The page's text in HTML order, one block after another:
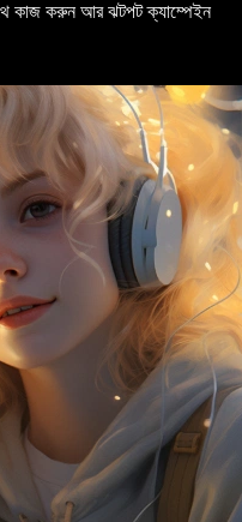
কাজ করুন আর ঝটপট ক্যাম্পেইন